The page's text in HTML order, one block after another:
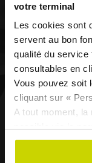
votre terminal
Les cookies sont
servent au bon
qualité du
consultables en
Vous pouvez soit
cliquant sur «
A tout moment,
site.
la Fédération
ouverte à tous :
professions
Mutuelle 403
complémentaire
individuelle et
Plan du site